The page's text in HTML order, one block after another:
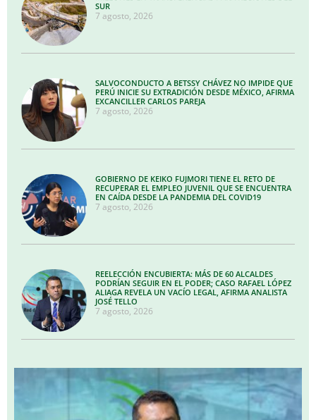
SUR
7 agosto, 2026
SALVOCONDUCTO A BETSSY CHÁVEZ NO IMPIDE QUE
PERÚ INICIE SU EXTRADICIÓN DESDE MÉXICO, AFIRMA
EXCANCILLER CARLOS PAREJA
7 agosto, 2026
GOBIERNO DE KEIKO FUJMORI TIENE EL RETO DE
RECUPERAR EL EMPLEO JUVENIL QUE SE ENCUENTRA
EN CAÍDA DESDE LA PANDEMIA DEL COVID19
7 agosto, 2026
REELECCIÓN ENCUBIERTA: MÁS DE 60 ALCALDES
PODRÍAN SEGUIR EN EL PODER; CASO RAFAEL LÓPEZ
ALIAGA REVELA UN VACÍO LEGAL, AFIRMA ANALISTA
JOSÉ TELLO
7 agosto, 2026